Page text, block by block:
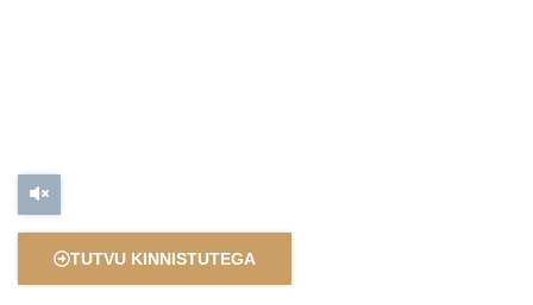
TUTVU KINNISTUTEGA